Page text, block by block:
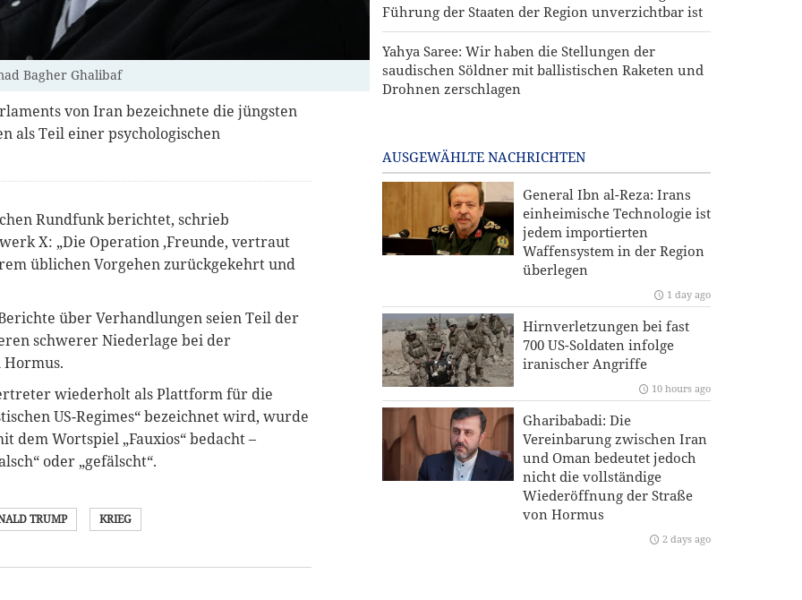
Bagher Ghalibaf
von Iran bezeichnete die jüngsten
als Teil einer psychologischen
Rundfunk berichtet, schrieb
X: „Die Operation ‚Freunde, vertraut
üblichen Vorgehen zurückgekehrt und
über Verhandlungen seien Teil der
schwerer Niederlage bei der
wiederholt als Plattform für die
US-Regimes“ bezeichnet wird, wurde
dem Wortspiel „Fauxios“ bedacht –
oder „gefälscht“.
TRUMP KRIEG
Führung der Staaten der Region unverzichtbar ist
Yahya Saree: Wir haben die Stellungen der
saudischen Söldner mit ballistischen Raketen und
Drohnen zerschlagen
AUSGEWÄHLTE NACHRICHTEN
General Ibn al-Reza: Irans
einheimische Technologie ist
jedem importierten
Waffensystem in der Region
überlegen
1 day ago
Hirnverletzungen bei fast
700 US-Soldaten infolge
iranischer Angriffe
10 hours ago
Gharibabadi: Die
Vereinbarung zwischen Iran
und Oman bedeutet jedoch
nicht die vollständige
Wiederöffnung der Straße
von Hormus
2 days ago